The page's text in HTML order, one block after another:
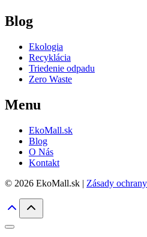
Blog
Ekologia
Recyklácia
Triedenie odpadu
Zero Waste
Menu
EkoMall.sk
Blog
O Nás
Kontakt
© 2026 EkoMall.sk | Zásady